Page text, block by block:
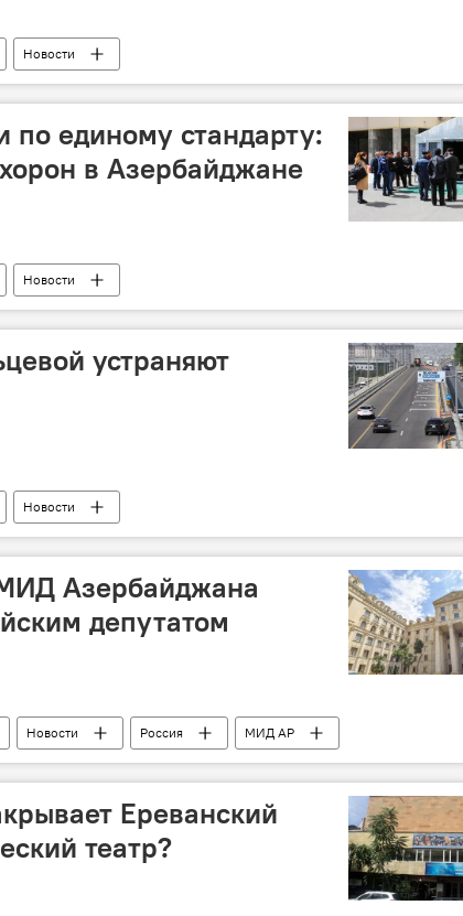
Новости
по единому стандарту:
в Азербайджане
Новости
устраняют
Новости
Азербайджана
депутатом
Новости Россия
МИД АР
Ереванский
театр?